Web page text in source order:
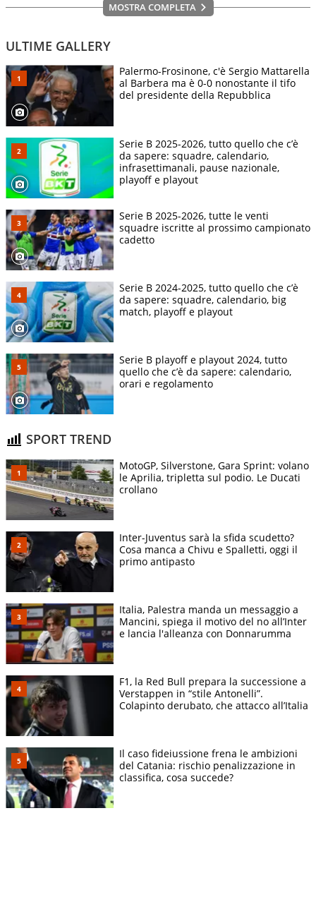
MOSTRA COMPLETA
ULTIME GALLERY
Palermo-Frosinone, c'è Sergio Mattarella
al Barbera ma è 0-0 nonostante il tifo
del presidente della Repubblica
Serie B 2025-2026, tutto quello che c’è
da sapere: squadre, calendario,
infrasettimanali, pause nazionale,
playoff e playout
Serie B 2025-2026, tutte le venti
squadre iscritte al prossimo campionato
cadetto
Serie B 2024-2025, tutto quello che c’è
da sapere: squadre, calendario, big
match, playoff e playout
Serie B playoff e playout 2024, tutto
quello che c’è da sapere: calendario,
orari e regolamento
SPORT TREND
MotoGP, Silverstone, Gara Sprint: volano
le Aprilia, tripletta sul podio. Le Ducati
crollano
Inter-Juventus sarà la sfida scudetto?
Cosa manca a Chivu e Spalletti, oggi il
primo antipasto
Italia, Palestra manda un messaggio a
Mancini, spiega il motivo del no all’Inter
e lancia l'alleanza con Donnarumma
F1, la Red Bull prepara la successione a
Verstappen in “stile Antonelli”.
Colapinto derubato, che attacco all’Italia
Il caso fideiussione frena le ambizioni
del Catania: rischio penalizzazione in
classifica, cosa succede?